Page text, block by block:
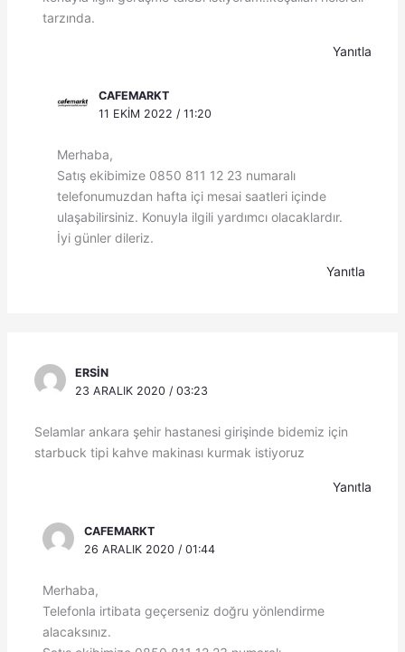
tarzında.
Yanıtla
CAFEMARKT
11 EKIM 2022 / 11:20
Merhaba,
Satış ekibimize 0850 811 12 23 numaralı
telefonumuzdan hafta içi mesai saatleri içinde
ulaşabilirsiniz. Konuyla ilgili yardımcı olacaklardır.
İyi günler dileriz.
Yanıtla
ERSIN
23 ARALIK 2020 / 03:23
Selamlar ankara şehir hastanesi girişinde bidemiz için
starbuck tipi kahve makinası kurmak istiyoruz
Yanıtla
CAFEMARKT
26 ARALIK 2020 / 01:44
Merhaba,
Telefonla irtibata geçerseniz doğru yönlendirme
alacaksınız.